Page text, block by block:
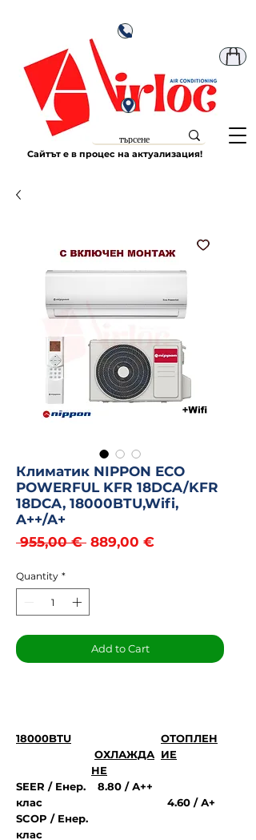
Сайтът е в процес на актуализация!
Климатик NIPPON ECO
POWERFUL KFR 18DCA/KFR
18DCA, 18000BTU,Wifi,
A++/A+
955,00 € Regular
889,00 €Sale
Quantity *
Add to Cart
18000BTU
ОХЛАЖДА
НЕ
ОТОПЛЕН
ИЕ
SEER / Енер.
клас
SCOP / Енер.
клас
8.80 / А++
4.60 / А+